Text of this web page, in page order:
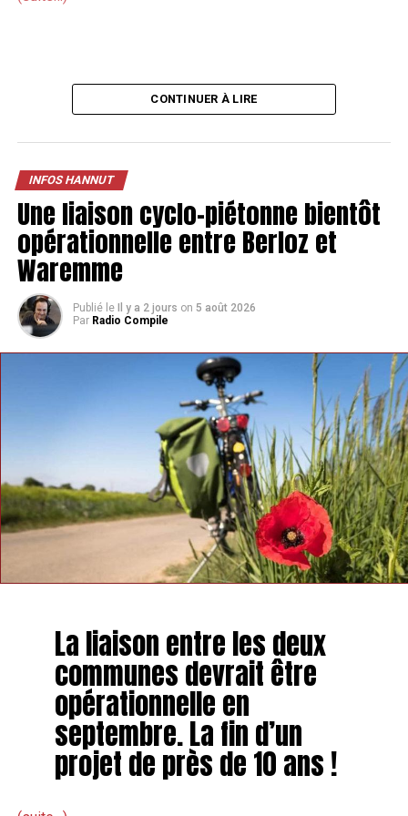
CONTINUER À LIRE
INFOS HANNUT
Une liaison cyclo-piétonne bientôt
opérationnelle entre Berloz et
Waremme
Publié le Il y a 2 jours on 5 août 2026
Par Radio Compile
La liaison entre les deux
communes devrait être
opérationnelle en
septembre. La fin d’un
projet de près de 10 ans !